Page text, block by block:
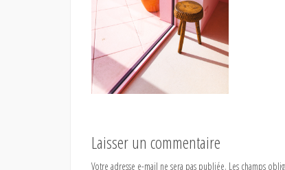
Laisser un commentaire
Votre adresse e-mail ne sera pas publiée. Les champs